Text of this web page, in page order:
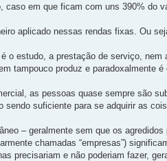
em que ficam com uns 390% do
aplicado nessas rendas fixas. Ou
o estudo, a prestação de serviço, nem
tampouco produz e paradoxalmente é
as pessoas quase sempre são
suficiente para se adquirir as
– geralmente sem que os agredidos
chamadas “empresas”)
precisariam e não poderiam fazer,